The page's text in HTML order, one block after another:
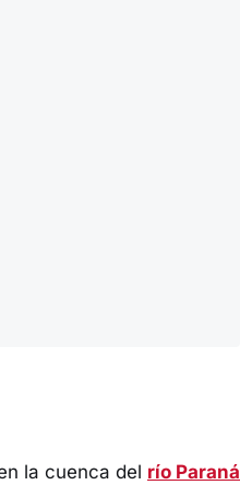
la cuenca del río Paraná